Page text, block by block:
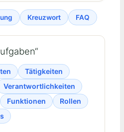
Kreuzwort FAQ
Tätigkeiten
Verantwortlichkeiten
Funktionen
Rollen